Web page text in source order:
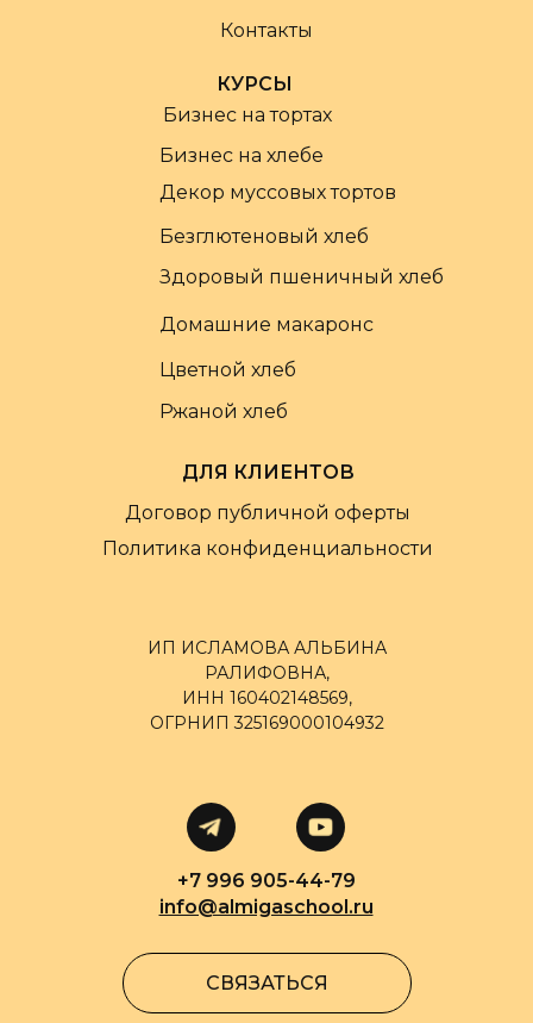
ИП ИСЛАМОВА АЛЬБИНА
РАЛИФОВНА,
ИНН 160402148569,
ОГРНИП 325169000104932
Контакты
СВЯЗАТЬСЯ
ДЛЯ КЛИЕНТОВ
+7 996 905-44-79
info@almigaschool.ru
Политика конфиденциальности
Договор публичной оферты
Бизнес на тортах
КУРСЫ
Здоровый пшеничный хлеб
Домашние макаронс
Цветной хлеб
Ржаной хлеб
Бизнес на хлебе
Декор муссовых тортов
Безглютеновый хлеб